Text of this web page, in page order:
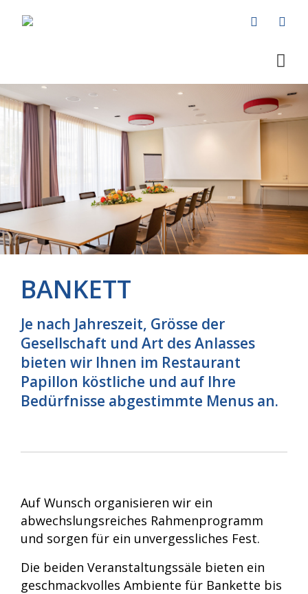
BANKETT
Je nach Jahreszeit, Grösse der
Gesellschaft und Art des Anlasses
bieten wir Ihnen im Restaurant
Papillon köstliche und auf Ihre
Bedürfnisse abgestimmte Menus an.
Auf Wunsch organisieren wir ein
abwechslungsreiches Rahmenprogramm
und sorgen für ein unvergessliches Fest.
Die beiden Veranstaltungssäle bieten ein
geschmackvolles Ambiente für Bankette bis